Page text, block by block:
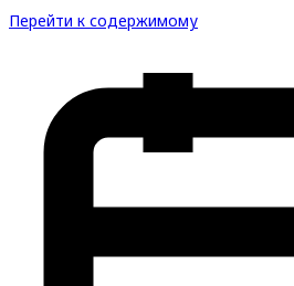
Перейти к содержимому